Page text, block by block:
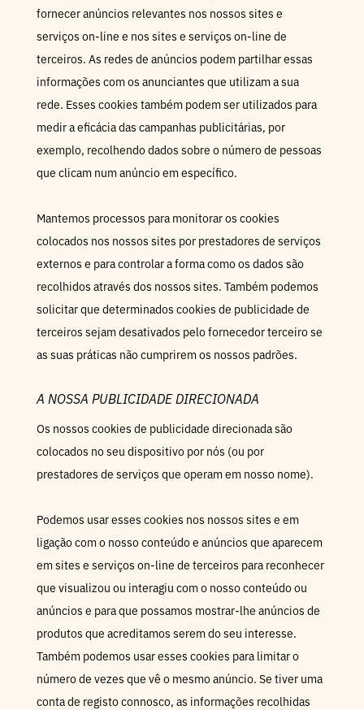
fornecer anúncios relevantes nos nossos sites e
serviços on-line e nos sites e serviços on-line de
terceiros. As redes de anúncios podem partilhar essas
informações com os anunciantes que utilizam a sua
rede. Esses cookies também podem ser utilizados para
medir a eficácia das campanhas publicitárias, por
exemplo, recolhendo dados sobre o número de pessoas
que clicam num anúncio em específico.
Mantemos processos para monitorar os cookies
colocados nos nossos sites por prestadores de serviços
externos e para controlar a forma como os dados são
recolhidos através dos nossos sites. Também podemos
solicitar que determinados cookies de publicidade de
terceiros sejam desativados pelo fornecedor terceiro se
as suas práticas não cumprirem os nossos padrões.
A NOSSA PUBLICIDADE DIRECIONADA
Os nossos cookies de publicidade direcionada são
colocados no seu dispositivo por nós (ou por
prestadores de serviços que operam em nosso nome).
Podemos usar esses cookies nos nossos sites e em
ligação com o nosso conteúdo e anúncios que aparecem
em sites e serviços on-line de terceiros para reconhecer
que visualizou ou interagiu com o nosso conteúdo ou
anúncios e para que possamos mostrar-lhe anúncios de
produtos que acreditamos serem do seu interesse.
Também podemos usar esses cookies para limitar o
número de vezes que vê o mesmo anúncio. Se tiver uma
conta de registo connosco, as informações recolhidas